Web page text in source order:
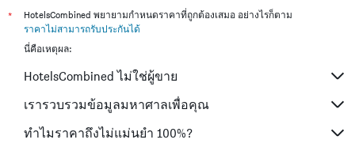
โรงแรมในเกาะสมุย
โรงแรมในเซี่ยงไฮ้
โรงแรมในเกาะช้าง (ตราด)
โรงแรมในไทเป
โรงแรมในหาดใหญ่
โรงแรมในชลบุรี
*
HotelsCombined พยายามกำหนดราคาที่ถูกต้องเสมอ อย่างไรก็ตาม
ราคาไม่สามารถรับประกันได้
นี่คือเหตุผล:
HotelsCombined ไม่ใช่ผู้ขาย
เรารวบรวมข้อมูลมหาศาลเพื่อคุณ
ทำไมราคาถึงไม่แม่นยำ 100%?